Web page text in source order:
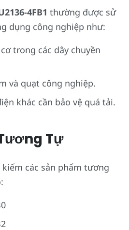
4FB1 thường được sử
dụng công nghiệp như:
trong các dây chuyền
và quạt công nghiệp.
khác cần bảo vệ quá tải.
Tự
các sản phẩm tương